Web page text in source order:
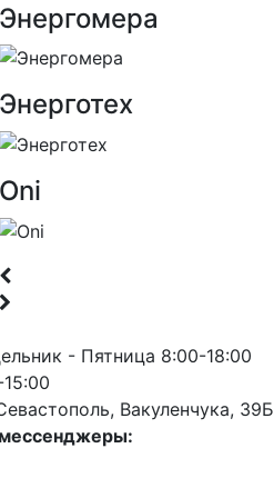
Энергомера
Энерготех
Oni
- Пятница 8:00-18:00
Вакуленчука, 39Б
мессенджеры: